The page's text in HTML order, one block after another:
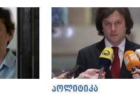
პოლიტიკა